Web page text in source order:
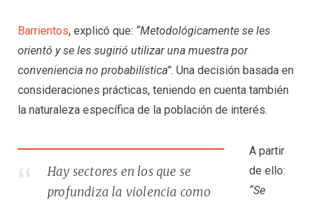
Barrientos, explicó que: “Metodológicamente se les
orientó y se les sugirió utilizar una muestra por
conveniencia no probabilística”. Una decisión basada en
consideraciones prácticas, teniendo en cuenta también
la naturaleza específica de la población de interés.
Hay sectores en los que se
profundiza la violencia como
A partir
de ello:
“Se